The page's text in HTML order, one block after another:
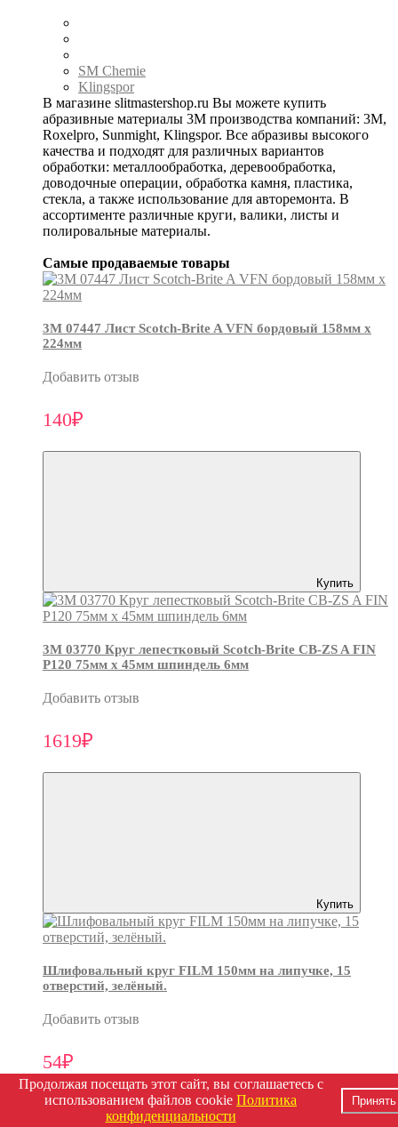
SM Chemie
Klingspor
В магазине slitmastershop.ru Вы можете купить
абразивные материалы 3М производства компаний: 3М,
Roxelpro, Sunmight, Klingspor. Все абразивы высокого
качества и подходят для различных вариантов
обработки: металлообработка, деревообработка,
доводочные операции, обработка камня, пластика,
стекла, а также использование для авторемонта. В
ассортименте различные круги, валики, листы и
полировальные материалы.
Самые продаваемые товары
3М 07447 Лист Scotch-Brite A VFN бордовый 158мм х
224мм
Добавить отзыв
140₽
Купить
3М 03770 Круг лепестковый Scotch-Brite CB-ZS A FIN
P120 75мм х 45мм шпиндель 6мм
Добавить отзыв
1619₽
Купить
Шлифовальный круг FILM 150мм на липучке, 15
отверстий, зелёный.
Добавить отзыв
54₽
Продолжая посещать этот сайт, вы соглашаетесь с
использованием файлов cookie Политика
конфиденциальности
Принять